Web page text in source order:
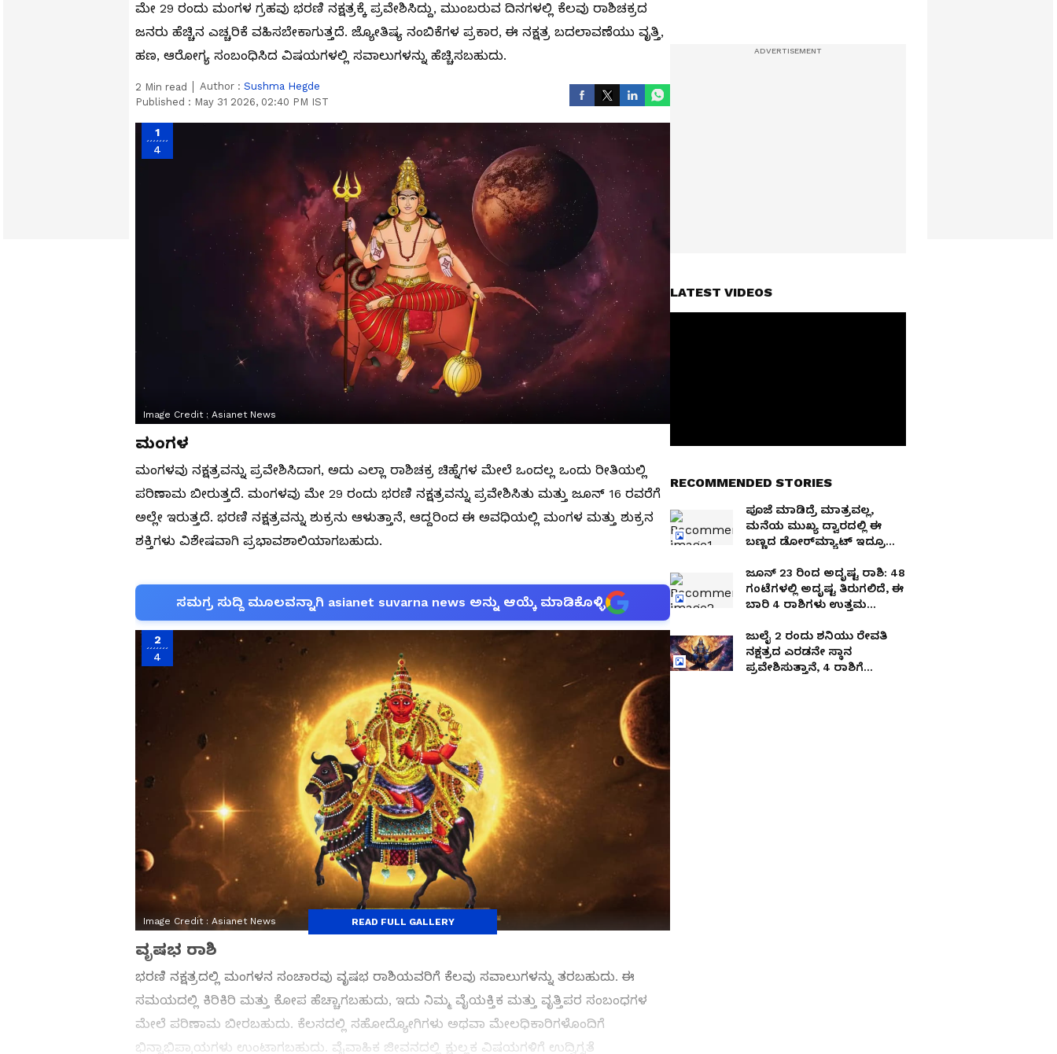
ಮೇ 29 ರಂದು ಮಂಗಳ ಗ್ರಹವು ಭರಣಿ ನಕ್ಷತ್ರಕ್ಕೆ ಪ್ರವೇಶಿಸಿದ್ದು, ಮುಂಬರುವ ದಿನಗಳಲ್ಲಿ ಕೆಲವು ರಾಶಿಚಕ್ರದ
ಜನರು ಹೆಚ್ಚಿನ ಎಚ್ಚರಿಕೆ ವಹಿಸಬೇಕಾಗುತ್ತದೆ. ಜ್ಯೋತಿಷ್ಯ ನಂಬಿಕೆಗಳ ಪ್ರಕಾರ, ಈ ನಕ್ಷತ್ರ ಬದಲಾವಣೆಯು ವೃತ್ತಿ,
ಹಣ, ಆರೋಗ್ಯ ಸಂಬಂಧಿಸಿದ ವಿಷಯಗಳಲ್ಲಿ ಸವಾಲುಗಳನ್ನು ಹೆಚ್ಚಿಸಬಹುದು.
2 Min read Author : Sushma Hegde
Published : May 31 2026, 02:40 PM IST
1
4
Image Credit : Asianet News
ಮಂಗಳ
ಮಂಗಳವು ನಕ್ಷತ್ರವನ್ನು ಪ್ರವೇಶಿಸಿದಾಗ, ಅದು ಎಲ್ಲಾ ರಾಶಿಚಕ್ರ ಚಿಹ್ನೆಗಳ ಮೇಲೆ ಒಂದಲ್ಲ ಒಂದು ರೀತಿಯಲ್ಲಿ
ಪರಿಣಾಮ ಬೀರುತ್ತದೆ. ಮಂಗಳವು ಮೇ 29 ರಂದು ಭರಣಿ ನಕ್ಷತ್ರವನ್ನು ಪ್ರವೇಶಿಸಿತು ಮತ್ತು ಜೂನ್ 16 ರವರೆಗೆ
ಅಲ್ಲೇ ಇರುತ್ತದೆ. ಭರಣಿ ನಕ್ಷತ್ರವನ್ನು ಶುಕ್ರನು ಆಳುತ್ತಾನೆ, ಆದ್ದರಿಂದ ಈ ಅವಧಿಯಲ್ಲಿ ಮಂಗಳ ಮತ್ತು ಶುಕ್ರನ
ಶಕ್ತಿಗಳು ವಿಶೇಷವಾಗಿ ಪ್ರಭಾವಶಾಲಿಯಾಗಬಹುದು.
ಸಮಗ್ರ ಸುದ್ದಿ ಮೂಲವನ್ನಾಗಿ asianet suvarna news ಅನ್ನು ಆಯ್ಕೆ ಮಾಡಿಕೊಳ್ಳಿ
2
4
Image Credit : Asianet News
ವೃಷಭ ರಾಶಿ
ಭರಣಿ ನಕ್ಷತ್ರದಲ್ಲಿ ಮಂಗಳನ ಸಂಚಾರವು ವೃಷಭ ರಾಶಿಯವರಿಗೆ ಕೆಲವು ಸವಾಲುಗಳನ್ನು ತರಬಹುದು. ಈ
ಸಮಯದಲ್ಲಿ ಕಿರಿಕಿರಿ ಮತ್ತು ಕೋಪ ಹೆಚ್ಚಾಗಬಹುದು, ಇದು ನಿಮ್ಮ ವೈಯಕ್ತಿಕ ಮತ್ತು ವೃತ್ತಿಪರ ಸಂಬಂಧಗಳ
ಮೇಲೆ ಪರಿಣಾಮ ಬೀರಬಹುದು. ಕೆಲಸದಲ್ಲಿ ಸಹೋದ್ಯೋಗಿಗಳು ಅಥವಾ ಮೇಲಧಿಕಾರಿಗಳೊಂದಿಗೆ
ಭಿನ್ನಾಭಿಪ್ರಾಯಗಳು ಉಂಟಾಗಬಹುದು. ವೈವಾಹಿಕ ಜೀವನದಲ್ಲಿ ಕ್ಷುಲ್ಲಕ ವಿಷಯಗಳಿಗೆ ಉದ್ವಿಗ್ನತೆ
READ FULL GALLERY
LATEST VIDEOS
RECOMMENDED STORIES
ಪೂಜೆ ಮಾಡಿದ್ರೆ ಮಾತ್ರವಲ್ಲ,
ಮನೆಯ ಮುಖ್ಯ ದ್ವಾರದಲ್ಲಿ ಈ
ಬಣ್ಣದ ಡೋರ್‌ಮ್ಯಾಟ್ ಇದ್ರೂ
ಜೂನ್ 23 ರಿಂದ ಅದೃಷ್ಟ ರಾಶಿ: 48
ಗಂಟೆಗಳಲ್ಲಿ ಅದೃಷ್ಟ ತಿರುಗಲಿದೆ, ಈ
ಬಾರಿ 4 ರಾಶಿಗಳು ಉತ್ತಮ
ಜುಲೈ 2 ರಂದು ಶನಿಯು ರೇವತಿ
ನಕ್ಷತ್ರದ ಎರಡನೇ ಸ್ಥಾನ
ಪ್ರವೇಶಿಸುತ್ತಾನೆ, 4 ರಾಶಿಗೆ